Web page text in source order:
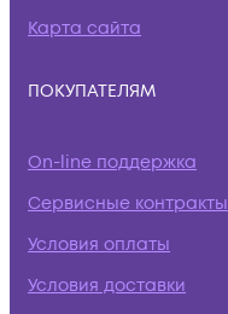
Карта сайта
ПОКУПАТЕЛЯМ
On-line поддержка
Сервисные контракты
Условия оплаты
Условия доставки